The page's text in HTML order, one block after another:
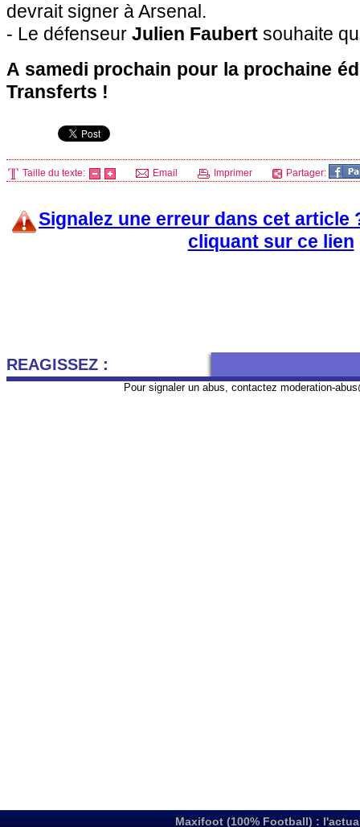
devrait signer à Arsenal.
- Le défenseur Julien Faubert souhaite
A samedi prochain pour la prochaine
Transferts !
Taille du texte: Email Imprimer Partager:
Signalez une erreur dans cet article
cliquant sur ce lien
REAGISSEZ :
Pour signaler un abus, contactez moderation-
Maxifoot (100% Football) :